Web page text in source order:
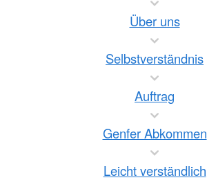
Über uns
Selbstverständnis
Auftrag
Genfer Abkommen
Leicht verständlich